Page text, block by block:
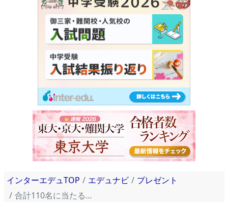
インターエデュTOP エデュナビ
プレゼント
合計110名に当たる！受験教育のQ&Aサービス「教えて先生」スタートキャンペーン